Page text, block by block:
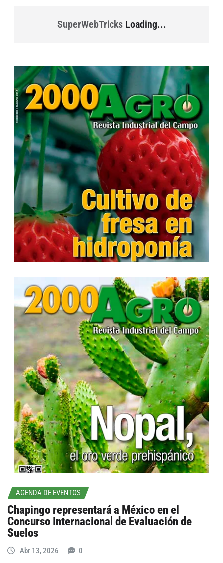
SuperWebTricksLoading...
AGENDA DE EVENTOS
Chapingo representará a México en el
Concurso Internacional de Evaluación de
Suelos
Abr 13, 2026 0